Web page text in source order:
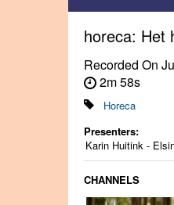
horeca: Het
Recorded On
2m 58s
Horeca
Presenters:
Karin Huitink -
CHANNELS